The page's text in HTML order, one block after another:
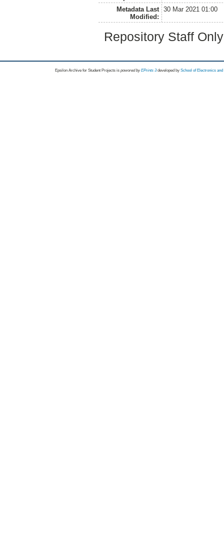
Metadata Last
Modified:
30 Mar 2021 01:00
Repository Staff
Epsilon Archive for Student Projects is powored byEPrints 3 developed by School of Electronics